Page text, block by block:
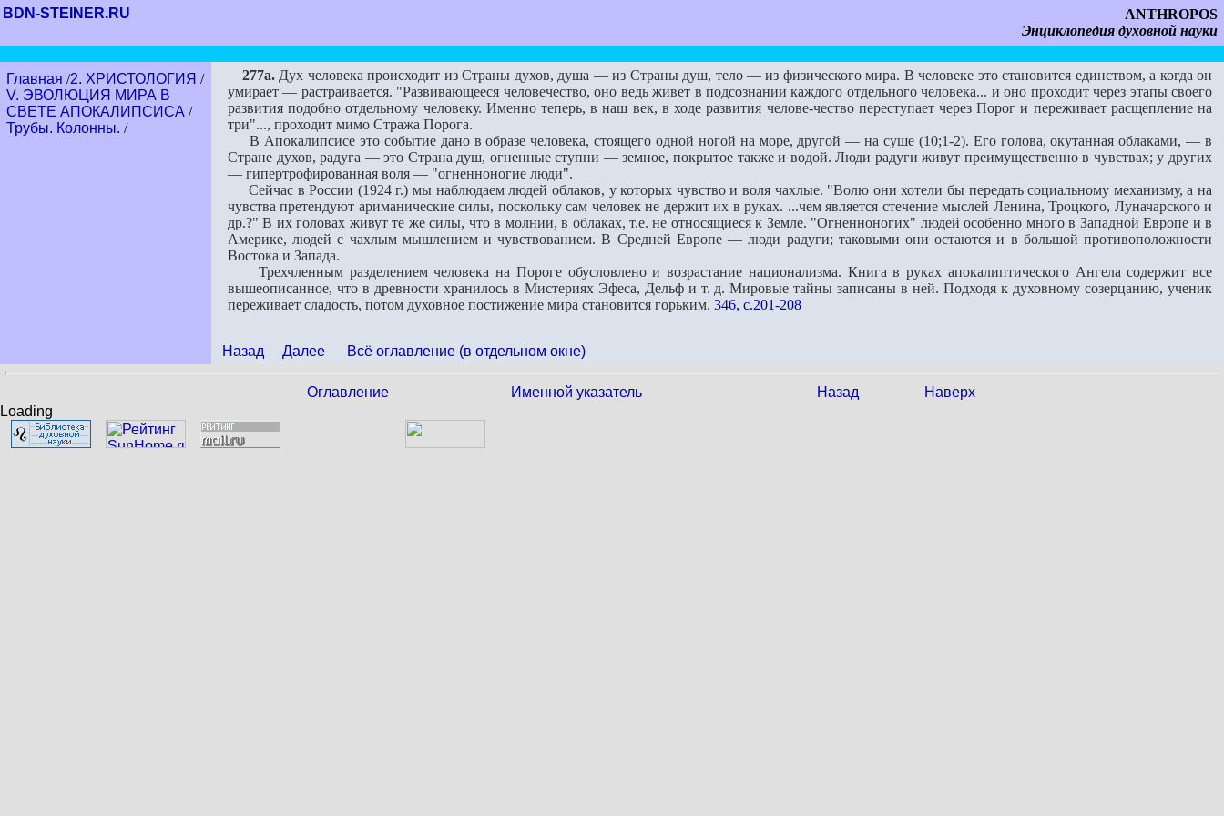
BDN-STEINER.RU
ANTHROPOS
Энциклопедия духовной науки
Главная /2. ХРИСТОЛОГИЯ /
V. ЭВОЛЮЦИЯ МИРА В
СВЕТЕ АПОКАЛИПСИСА /
Трубы. Колонны. /
277a. Дух человека происходит из Страны духов, душа — из Страны душ, тело — из физического мира. В человеке это становится единством, а когда он
умирает — растраивается. "Развивающееся человечество, оно ведь живет в подсознании каждого отдельного человека... и оно проходит через этапы своего
развития подобно отдельному человеку. Именно теперь, в наш век, в ходе развития челове-чество переступает через Порог и переживает расщепление на
три"..., проходит мимо Стража Порога.
В Апокалипсисе это событие дано в образе человека, стоящего одной ногой на море, другой — на суше (10;1-2). Его голова, окутанная облаками, — в
Стране духов, радуга — это Страна душ, огненные ступни — земное, покрытое также и водой. Люди радуги живут преимущественно в чувствах; у других
— гипертрофированная воля — "огненноногие люди".
Сейчас в России (1924 г.) мы наблюдаем людей облаков, у которых чувство и воля чахлые. "Волю они хотели бы передать социальному механизму, а на
чувства претендуют ариманические силы, поскольку сам человек не держит их в руках. ...чем является стечение мыслей Ленина, Троцкого, Луначарского и
др.?" В их головах живут те же силы, что в молнии, в облаках, т.е. не относящиеся к Земле. "Огненноногих" людей особенно много в Западной Европе и в
Америке, людей с чахлым мышлением и чувствованием. В Средней Европе — люди радуги; таковыми они остаются и в большой противоположности
Востока и Запада.
Трехчленным разделением человека на Пороге обусловлено и возрастание национализма. Книга в руках апокалиптического Ангела содержит все
вышеописанное, что в древности хранилось в Мистериях Эфеса, Дельф и т. д. Мировые тайны записаны в ней. Подходя к духовному созерцанию, ученик
переживает сладость, потом духовное постижение мира становится горьким. 346, с.201-208
Назад Далее Всё оглавление (в отдельном окне)
Оглавление Именной указатель Назад
Наверх
Loading